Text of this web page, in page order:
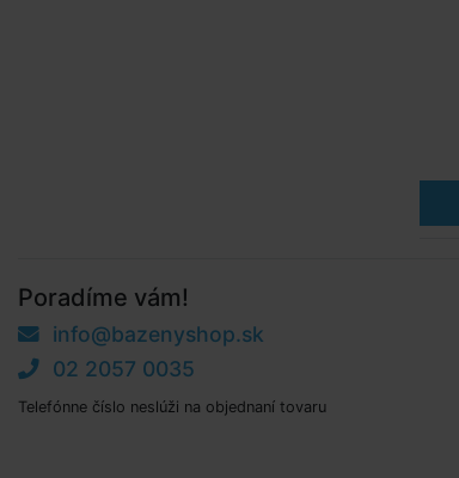
Poradíme vám!
info@bazenyshop.sk
02 2057 0035
Telefónne číslo neslúži na objednaní tovaru